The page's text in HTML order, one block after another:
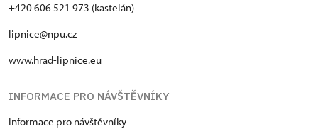
+420 606 521 973 (kastelán)
lipnice@npu.cz
www.hrad-lipnice.eu
INFORMACE PRO NÁVŠTĚVNÍKY
Informace pro návštěvníky